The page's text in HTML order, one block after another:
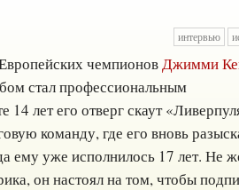
интервью
чемпионовДжимми
стал профессиональным
14 лет его отверг скаут
команду, где его вновь
ему уже исполнилось 17 лет. Не
он настоял на том, чтобы